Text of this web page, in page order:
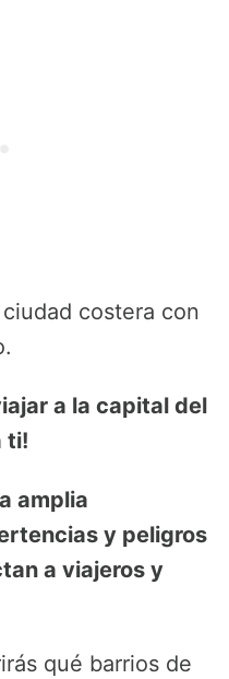
costera con
a la capital del
ti!
amplia
y peligros
a viajeros y
qué barrios de